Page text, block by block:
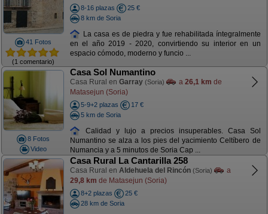
41 Fotos
(1 comentario)
8-16 plazas
25 €
8 km de Soria
La casa es de piedra y fue rehabilitada íntegralmente
en el año 2019 - 2020, convirtiendo su interior en un
espacio cómodo, moderno y funcio ...
8 Fotos
Video
Casa Sol Numantino
Casa Rural en Garray (Soria) a 26,1 km de
Matasejun (Soria)
5-9+2 plazas
17 €
5 km de Soria
Calidad y lujo a precios insuperables. Casa Sol
Numantino se alza a los pies del yacimiento Celtíbero de
Numancia y a 5 minutos de Soria Cap ...
Casa Rural La Cantarilla 258
Casa Rural en Aldehuela del Rincón (Soria)
a
29,8 km de Matasejun (Soria)
8+2 plazas
25 €
28 km de Soria